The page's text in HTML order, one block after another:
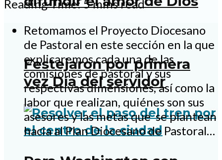
Festejaron por primera
vez Día del servidor
Reading Time: 5 mins read
Retomamos el Proyecto Diocesano
de Pastoral en este sección en la que
explicaremos cada una de las
comisiones de pastoral y sus
respectivas dimensiones, así como la
labor que realizan, quiénes son sus
asesores y las metas que se plantean
hacia al Plan Diocesano de Pastoral…